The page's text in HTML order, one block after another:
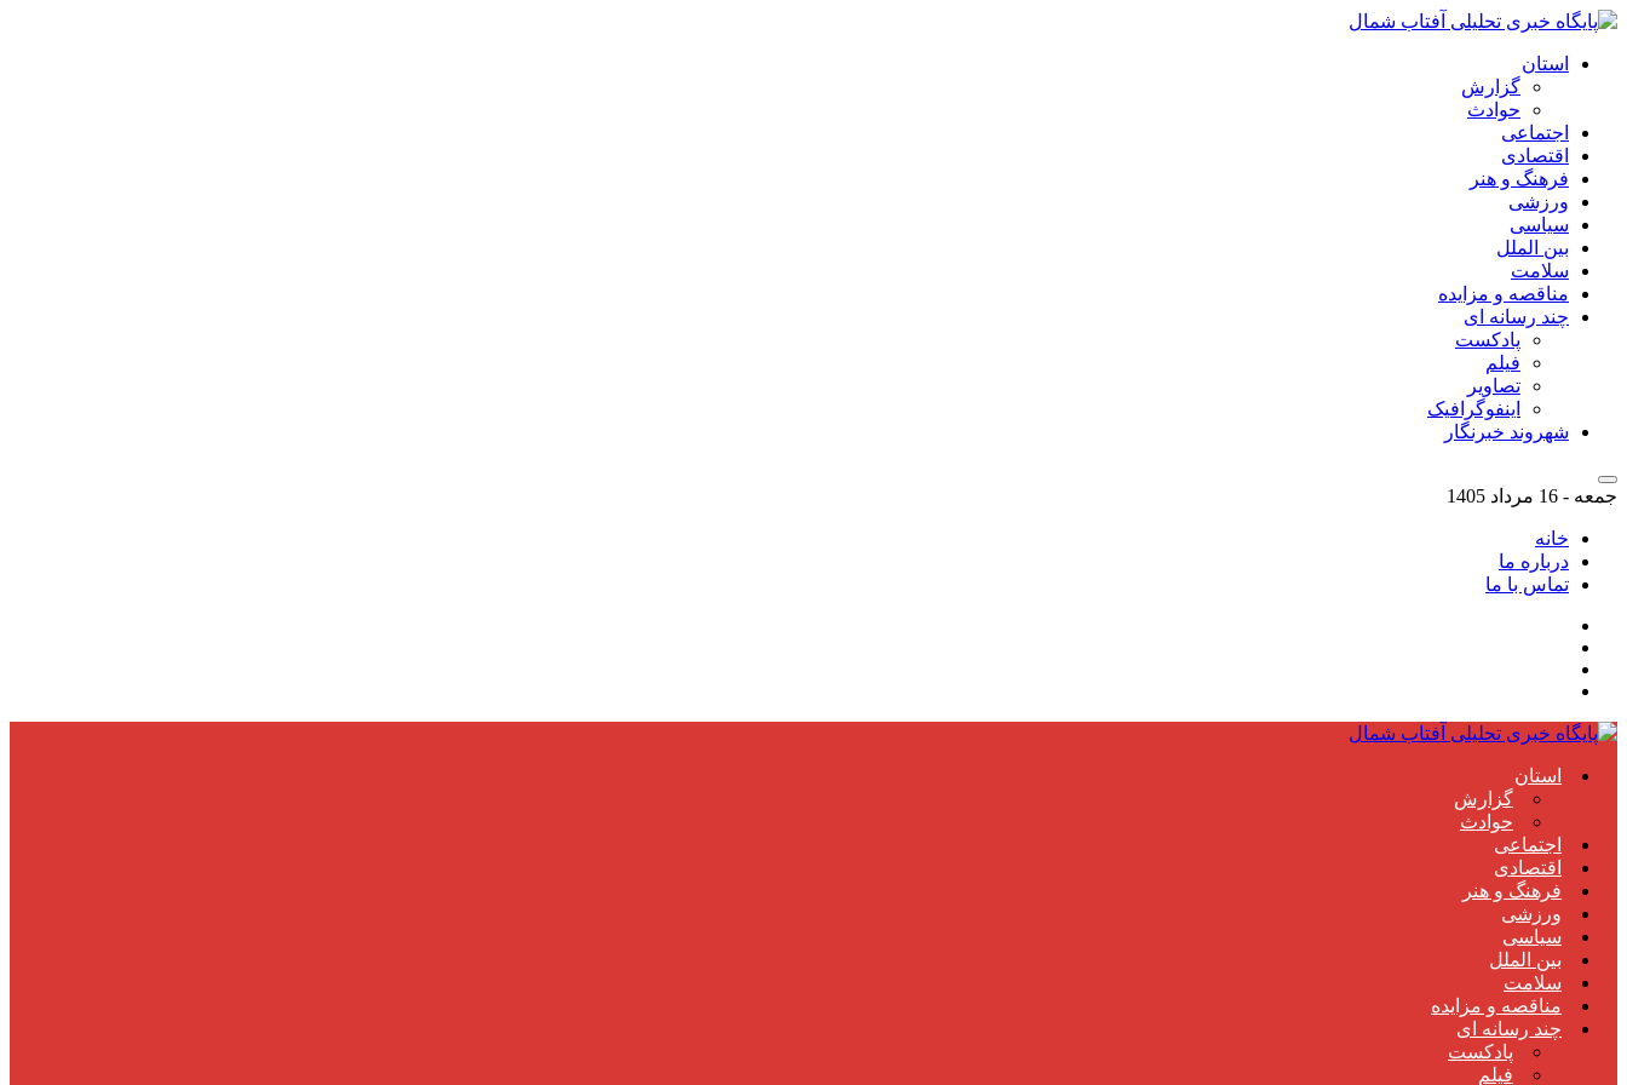
استان
گزارش
حوادث
اجتماعی
اقتصادی
فرهنگ و هنر
ورزشی
سیاسی
بین الملل
سلامت
مناقصه و مزایده
چند رسانه ای
پادکست
فیلم
تصاویر
اینفوگرافیک
شهروند خبرنگار
جمعه - 16 مرداد 1405
خانه
درباره ما
تماس با ما
استان
گزارش
حوادث
اجتماعی
اقتصادی
فرهنگ و هنر
ورزشی
سیاسی
بین الملل
سلامت
مناقصه و مزایده
چند رسانه ای
پادکست
فیلم